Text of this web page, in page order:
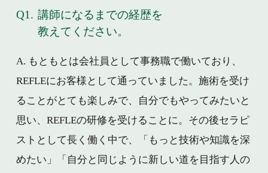
Q1. 講師になるまでの経歴を
教えてください。
A. もともとは会社員として事務職で働いており、
REFLEにお客様として通っていました。施術を受け
ることがとても楽しみで、自分でもやってみたいと
思い、REFLEの研修を受けることに。その後セラピ
ストとして長く働く中で、「もっと技術や知識を深
めたい」「自分と同じように新しい道を目指す人の